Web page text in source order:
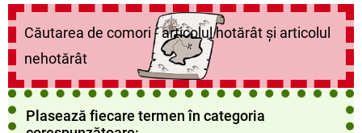
Căutarea de comori - articolul hotărât și articolul
nehotărât
Plasează fiecare termen în categoria